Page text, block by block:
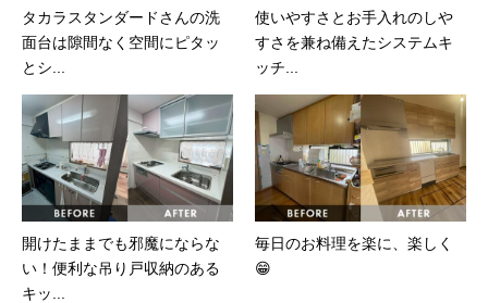
タカラスタンダードさんの洗
面台は隙間なく空間にピタッ
とシ...
使いやすさとお手入れのしや
すさを兼ね備えたシステムキ
ッチ...
開けたままでも邪魔にならな
い！便利な吊り戸収納のある
キッ...
毎日のお料理を楽に、楽しく
😁